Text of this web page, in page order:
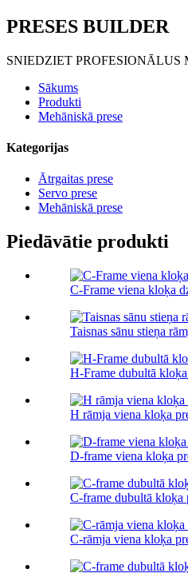
PRESES BUILDER
SNIEDZIET
Sākums
Produkti
Mehāniskā prese
Kategorijas
Ātrgaitas prese
Servo prese
Mehāniskā prese
Piedāvātie produkti
C-Frame viena kloķa
Taisnas sānu stieņa
H-Frame dubultā
H rāmja viena kloķa
D-frame viena kloķa
C-frame dubultā kloķa
C-rāmja viena kloķa